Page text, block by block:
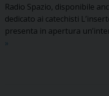
Radio Spazio, disponibile
dedicato ai catechisti
presenta in apertura
Su
»